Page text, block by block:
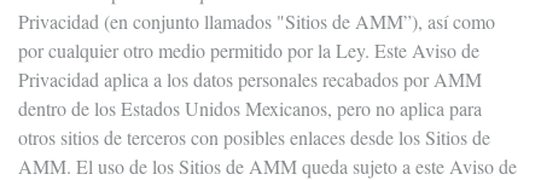
Privacidad (en conjunto llamados "Sitios de AMM”), así como
por cualquier otro medio permitido por la Ley. Este Aviso de
Privacidad aplica a los datos personales recabados por AMM
dentro de los Estados Unidos Mexicanos, pero no aplica para
otros sitios de terceros con posibles enlaces desde los Sitios de
AMM. El uso de los Sitios de AMM queda sujeto a este Aviso de